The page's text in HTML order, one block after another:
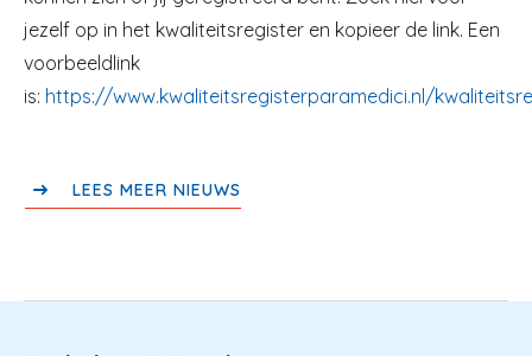
jezelf op in het kwaliteitsregister en kopieer de link. Een
voorbeeldlink
is: https://www.kwaliteitsregisterparamedici.nl/
LEES MEER NIEUWS